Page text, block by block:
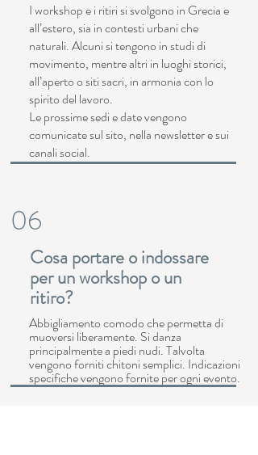
I workshop e i ritiri si svolgono in Grecia e
all’estero, sia in contesti urbani che
naturali. Alcuni si tengono in studi di
movimento, mentre altri in luoghi storici,
all’aperto o siti sacri, in armonia con lo
spirito del lavoro.
Le prossime sedi e date vengono
comunicate sul sito, nella newsletter e sui
canali social.
06
Cosa portare o indossare
per un workshop o un
ritiro?
Abbigliamento comodo che permetta di
muoversi liberamente. Si danza
principalmente a piedi nudi. Talvolta
vengono forniti chitoni semplici. Indicazioni
specifiche vengono fornite per ogni evento.